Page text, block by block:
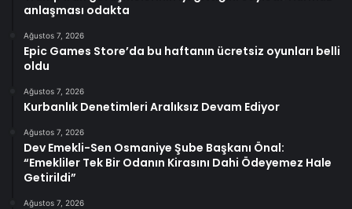
anlaşması odakta
Ağustos 7, 2026
Epic Games Store’da bu haftanın ücretsiz oyunları belli
oldu
Ağustos 7, 2026
Kurbanlık Denetimleri Aralıksız Devam Ediyor
Ağustos 7, 2026
Dev Emekli-Sen Osmaniye Şube Başkanı Önal:
“Emekliler Tek Bir Odanın Kirasını Dahi Ödeyemez Hale
Getirildi”
Ağustos 7, 2026